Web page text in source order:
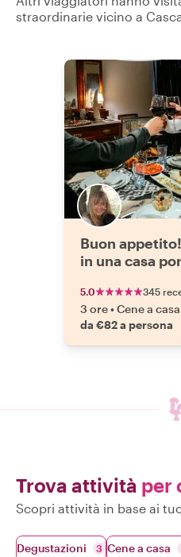
straordinarie vicino a
Buon
in una casa
5.0 345
3 ore•Cene a casa
da €82 a persona
Trova attività per
Scopri attività in base ai
Degustazioni 3 Cene a casa